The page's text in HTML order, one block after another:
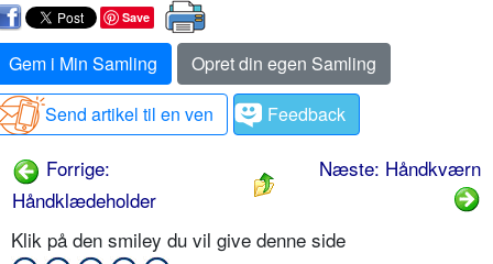
Save
Gem i Min Samling
Opret din egen Samling
Send artikel til en ven
Feedback
Forrige:
Håndklædeholder
Næste: Håndkværn
Klik på den smiley du vil give denne side